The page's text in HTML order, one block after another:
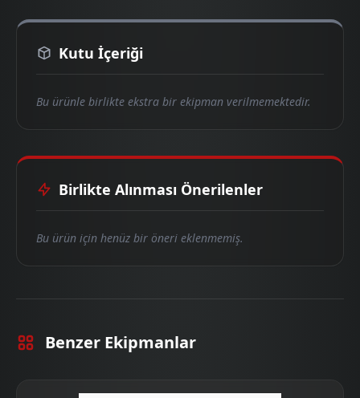
Kutu İçeriği
Bu ürünle birlikte ekstra bir ekipman verilmemektedir.
Birlikte Alınması Önerilenler
Bu ürün için henüz bir öneri eklenmemiş.
Benzer Ekipmanlar